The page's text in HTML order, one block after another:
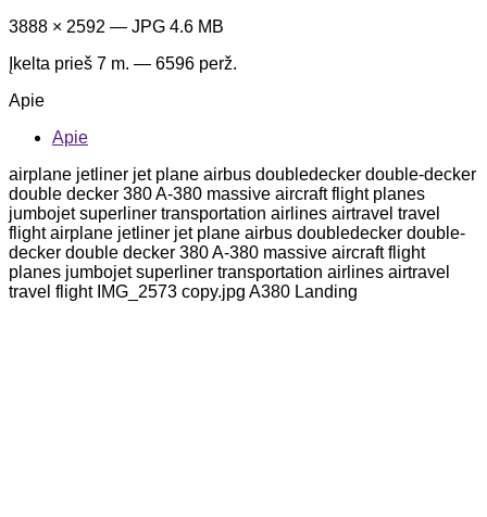
3888 × 2592 — JPG 4.6 MB
Įkelta prieš 7 m. — 6596 perž.
Apie
Apie
airplane jetliner jet plane airbus doubledecker double-decker
double decker 380 A-380 massive aircraft flight planes
jumbojet superliner transportation airlines airtravel travel
flight airplane jetliner jet plane airbus doubledecker double-
decker double decker 380 A-380 massive aircraft flight
planes jumbojet superliner transportation airlines airtravel
travel flight IMG_2573 copy.jpg A380 Landing